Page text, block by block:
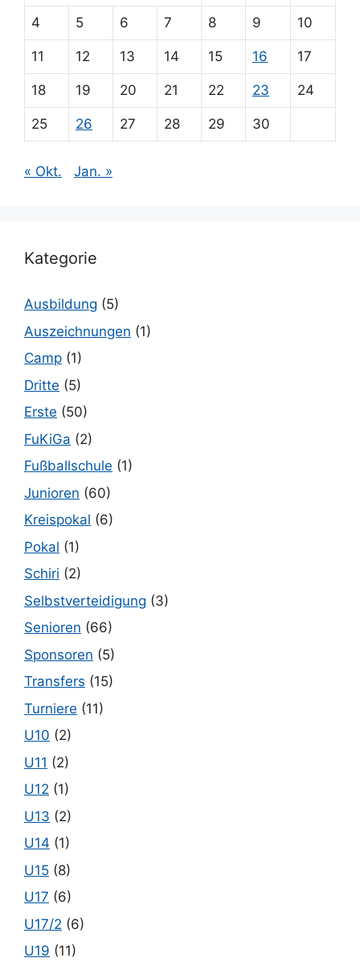
4 5 6 7 8 9 10
11 12 13 14 15 16 17
18 19 20 21 22 23 24
25 26 27 28 29 30
« Okt. Jan. »
Kategorie
Ausbildung (5)
Auszeichnungen (1)
Camp (1)
Dritte (5)
Erste (50)
FuKiGa (2)
Fußballschule (1)
Junioren (60)
Kreispokal (6)
Pokal (1)
Schiri (2)
Selbstverteidigung (3)
Senioren (66)
Sponsoren (5)
Transfers (15)
Turniere (11)
U10 (2)
U11 (2)
U12 (1)
U13 (2)
U14 (1)
U15 (8)
U17 (6)
U17/2 (6)
U19 (11)